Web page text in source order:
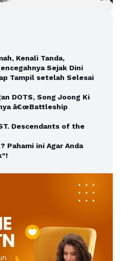
Kenali Tanda,
Sejak Dini
Tampil setelah Selesai
DOTS, Song Joong Ki
â€œBattleship
Descendants of the
Pahami ini Agar Anda